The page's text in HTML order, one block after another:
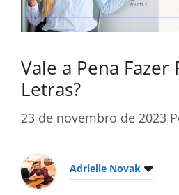
Vale a Pena Fazer
Letras?
23 de novembro de 2023
Adrielle Novak